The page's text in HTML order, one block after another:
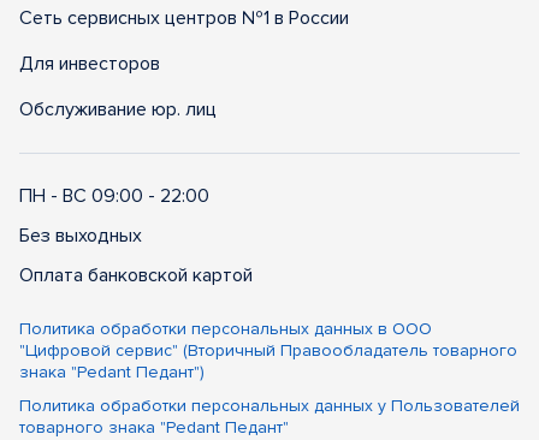
Сеть сервисных центров №1 в России
Для инвесторов
Обслуживание юр. лиц
ПН - ВС 09:00 - 22:00
Без выходных
Оплата банковской картой
Политика обработки персональных данных в ООО
"Цифровой сервис" (Вторичный Правообладатель товарного
знака "Pedant Педант")
Политика обработки персональных данных у Пользователей
товарного знака "Pedant Педант"